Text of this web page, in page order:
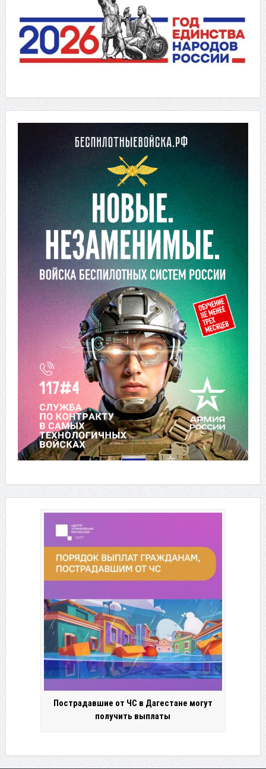
Пострадавшие от ЧС в Дагестане могут
получить выплаты